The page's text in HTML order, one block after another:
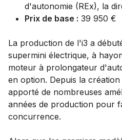
d'autonomie (REx), la
Prix de base : 39 950 €
La production de l'i3 a
supermini électrique, à
moteur à prolongateur
en option. Depuis la
apporté de nombreuses
années de production pour
concurrence.